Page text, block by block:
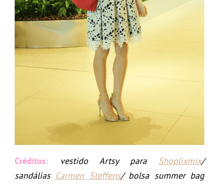
Créditos: vestido Artsy para Shoplixmix/
sandálias Carmen Steffens/ bolsa summer bag